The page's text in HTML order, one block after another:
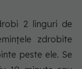
2 linguri de
zdrobite
peste ele. Se